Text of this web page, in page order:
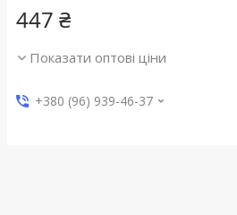
447 ₴
Показати оптові ціни
+380 (96) 939-46-37